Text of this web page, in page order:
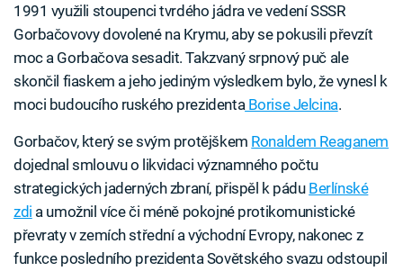
1991 využili stoupenci tvrdého jádra ve vedení SSSR
Gorbačovovy dovolené na Krymu, aby se pokusili převzít
moc a Gorbačova sesadit. Takzvaný srpnový puč ale
skončil fiaskem a jeho jediným výsledkem bylo, že vynesl k
moci budoucího ruského prezidenta Borise Jelcina.
Gorbačov, který se svým protějškem Ronaldem Reaganem
dojednal smlouvu o likvidaci významného počtu
strategických jaderných zbraní, přispěl k pádu Berlínské
zdi a umožnil více či méně pokojné protikomunistické
převraty v zemích střední a východní Evropy, nakonec z
funkce posledního prezidenta Sovětského svazu odstoupil